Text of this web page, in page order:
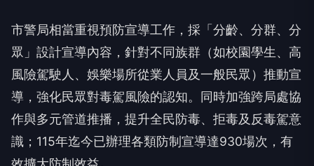
市警局相當重視預防宣導工作，採「分齡、分群、分
眾」設計宣導內容，針對不同族群（如校園學生、高
風險駕駛人、娛樂場所從業人員及一般民眾）推動宣
導，強化民眾對毒駕風險的認知。同時加強跨局處協
作與多元管道推播，提升全民防毒、拒毒及反毒駕意
識；115年迄今已辦理各類防制宣導達930場次，有